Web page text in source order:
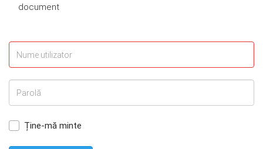
document
Ține-mă minte